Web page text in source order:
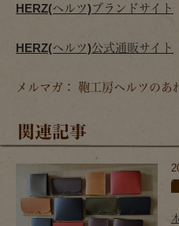
HERZ(ヘルツ)ブランドサイト
HERZ(ヘルツ)公式通販サイト
メルマガ： 鞄工房ヘルツのあ
関連記事